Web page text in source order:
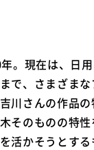
。現在は、日
で、さまざま
川さんの作品
そのものの特
活かそうとする